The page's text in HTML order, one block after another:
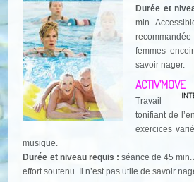
Durée et
min.
femmes
savoir nager.
ACTIV’MOVE
Travail
tonifiant de
exercices
musique.
Durée et niveau requis : séance de 45
effort soutenu. Il n’est pas utile de savoir